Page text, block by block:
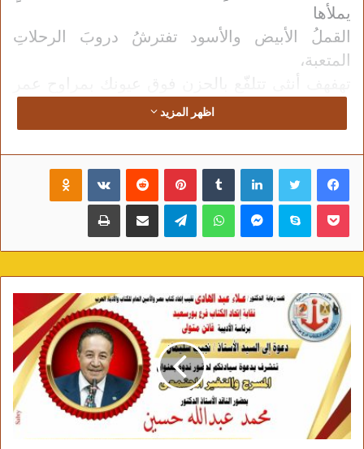
يملأها
القملُ الأبيض والأسود تفترشُ دروبَ الرحلاتِ
المتعبة،
تهفهف أنثى تتلفّع بالحزن فوق عيونك بمراوح عمرٍ
بحّارٌ خبر البحرَ يمرّ على الشاطيء كسلان ويقذف
بالقبعّة الى الموج،
يعزفُ لحناً قدسياً لعروس البحر، شقيقةُ نعمانٍ
تتهادى كالطاووس….
وعينٌ من خلل الشبّاك تراقب…وتراقب،تتعبُ
أكواب الشاي ولاتنأى العين،
تلازمك الرعدة أنّى ولّيت الوجه،
يحدّثك الكأس/النادل/الشارع/ذاكرة البيت الطيني/
كلاب القرية/نسيم الصبح/ورائحة البحر!!!،،ضحكاتٌ
،غَنَجٌ،رائحةُ عطر امرأةٍ لم تعرف رجلاً قطّ ولامرّت
عند الماخور لتمسح ردفيها ملاءة عانس!!
كناريٌ يفتتح الحفلةَ،
عقدُ قرانٍ،
نورسة يخطبها بَجَعٌ
اظهر المزيد
فيسبوك لينكدإن بينتيريست
بوكيت سكايب واتساب تيلقرام